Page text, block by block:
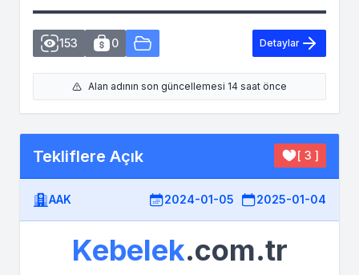
153 0 Detaylar
Alan adının son güncellemesi 14 saat önce
Tekliflere Açık [ 3 ]
AAK 2024-01-05 2025-01-04
Kebelek.com.tr